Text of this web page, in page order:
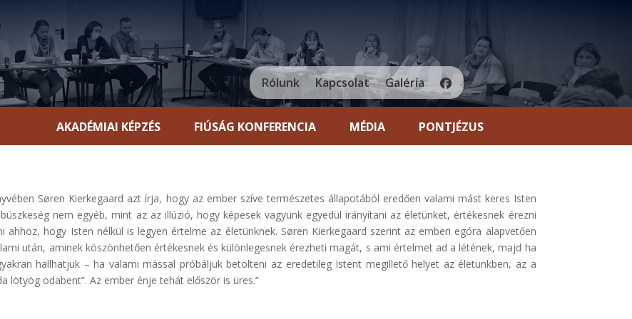
Rólunk Kapcsolat Galéria
AKADÉMIAI KÉPZÉS FIÚSÁG KONFERENCIA MÉDIA PONTJÉZUS
Søren Kierkegaard azt írja, hogy az ember szíve természetes állapotából eredően valami mást keres Isten
nem egyéb, mint az az illúzió, hogy képesek vagyunk egyedül irányítani az életünket, értékesnek érezni
ahhoz, hogy Isten nélkül is legyen értelme az életünknek. Søren Kierkegaard szerint az emberi egóra alapvetően
után, aminek köszönhetően értékesnek és különlegesnek érezheti magát, s ami értelmet ad a létének, majd ha
hallhatjuk – ha valami mással próbáljuk betölteni az eredetileg Istent megillető helyet az életünkben, az a
lötyög odabent”. Az ember énje tehát először is üres.”